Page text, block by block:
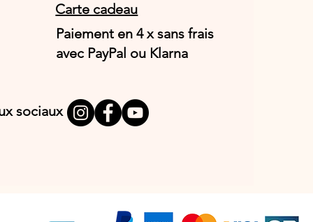
Carte cadeau
Paiement en 4 x sans frais
avec PayPal ou Klarna
sociaux